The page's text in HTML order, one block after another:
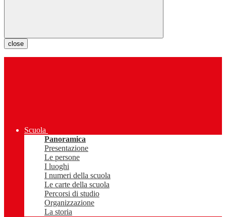
close
Scuola
Panoramica
Presentazione
Le persone
I luoghi
I numeri della scuola
Le carte della scuola
Percorsi di studio
Organizzazione
La storia